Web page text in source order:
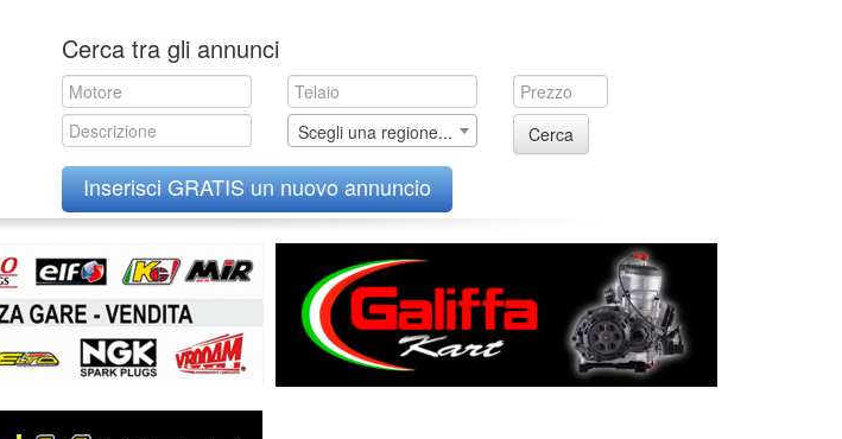
to
content
Cerca tra gli annunci
Scegli una regione... Cerca
Inserisci GRATIS un nuovo annuncio